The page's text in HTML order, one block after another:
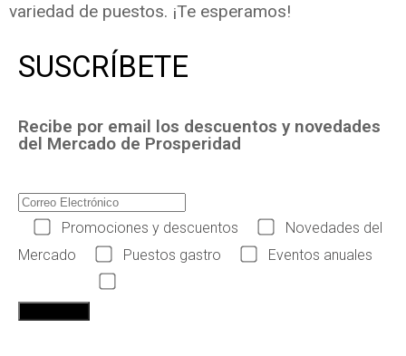
variedad de puestos. ¡Te esperamos!
SUSCRÍBETE
Recibe por email los descuentos y novedades
del Mercado de Prosperidad
Promociones y descuentos
Novedades del
Mercado
Puestos gastro
Eventos anuales